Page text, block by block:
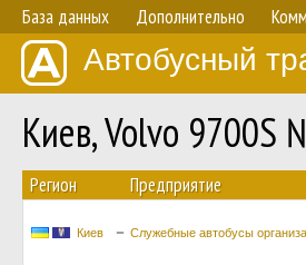
База данных Дополнительно
Автобусный
Киев, Volvo 9700S
Регион Предприятие
Киев Служебные автобусы